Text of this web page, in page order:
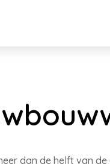
dan de helft van